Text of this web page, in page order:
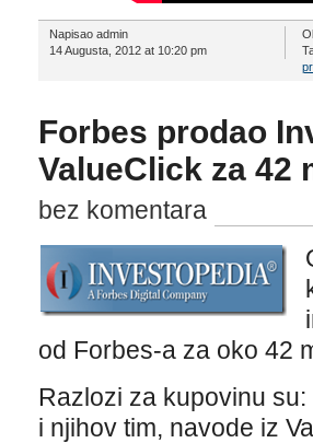
Napisao admin
14 Augusta, 2012 at 10:20 pm
Forbes prodao
ValueClick za 42
bez komentara
od Forbes-a za oko 42
Razlozi za kupovinu
i njihov tim, navode iz